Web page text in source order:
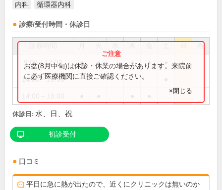
内科 循環器内科
診療/受付時間・休診日
祝
9:00～12:30 ● ● ● ●
14:00～16:00
お盆(8月中旬)は休診・休業の場合があります。来院前
に必ず医療機関に直接ご確認ください。
×閉じる
休診日: 水、日、祝
初診受付
口コミ
平日に急に熱が出たので、近くにクリニックは無いのか